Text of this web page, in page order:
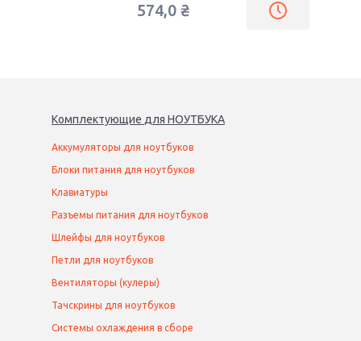
574,0 ₴
Комплектующие для НОУТБУКА
Аккумуляторы для ноутбуков
Блоки питания для ноутбуков
Клавиатуры
Разъемы питания для ноутбуков
Шлейфы для ноутбуков
Петли для ноутбуков
Вентиляторы (кулеры)
Тачскрины для ноутбуков
Системы охлаждения в сборе